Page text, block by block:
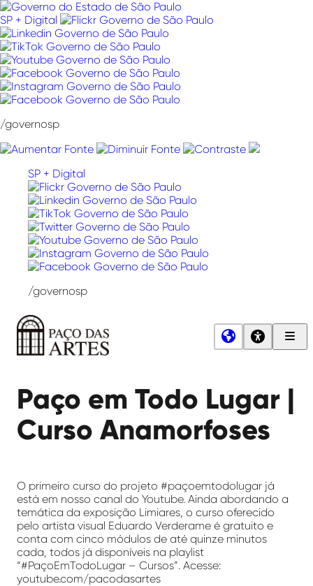
Pular
para
o
conteúdo
SP + Digital
/governosp
SP + Digital
/governosp
Artes
Paço em Todo Lugar |
Curso Anamorfoses
O primeiro curso do projeto #paçoemtodolugar já
está em nosso canal do Youtube. Ainda abordando a
temática da exposição Limiares, o curso oferecido
pelo artista visual Eduardo Verderame é gratuito e
conta com cinco módulos de até quinze minutos
cada, todos já disponíveis na playlist
“#PaçoEmTodoLugar – Cursos”. Acesse:
youtube.com/pacodasartes